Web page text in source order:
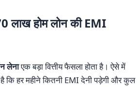
लाख होम लोन की EMI
लेनाएक बड़ा वित्तीय फैसला होता है। ऐसे में
कि हर महीने कितनी EMI देनी पड़ेगी और कुल